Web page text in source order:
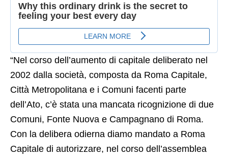
“Nel corso dell’aumento di capitale deliberato nel
2002 dalla società, composta da Roma Capitale,
Città Metropolitana e i Comuni facenti parte
dell’Ato, c’è stata una mancata ricognizione di due
Comuni, Fonte Nuova e Campagnano di Roma.
Con la delibera odierna diamo mandato a Roma
Capitale di autorizzare, nel corso dell’assemblea